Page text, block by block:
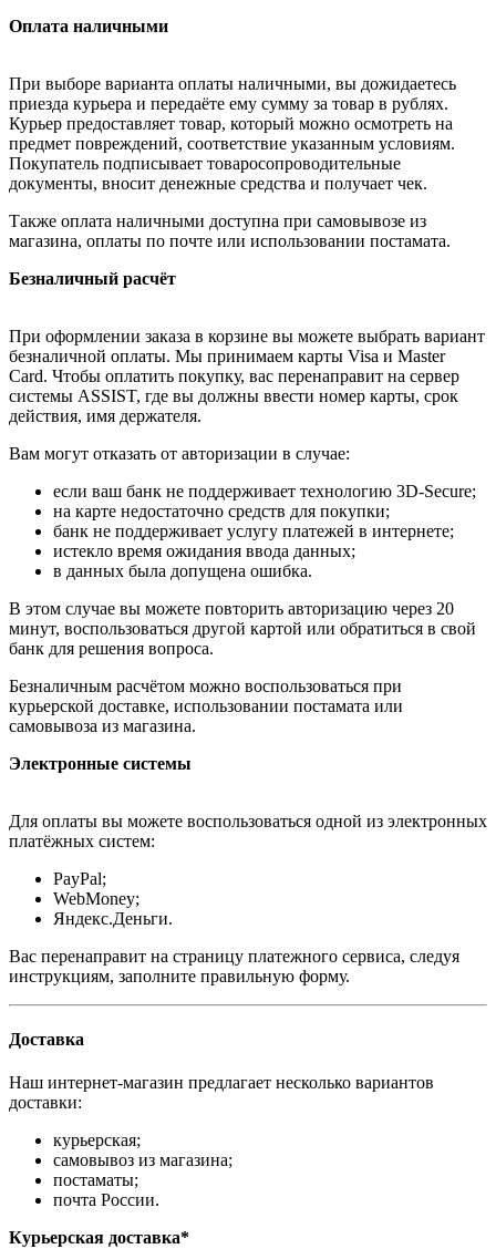
Оплата наличными
При выборе варианта оплаты наличными, вы дожидаетесь
приезда курьера и передаёте ему сумму за товар в рублях.
Курьер предоставляет товар, который можно осмотреть на
предмет повреждений, соответствие указанным условиям.
Покупатель подписывает товаросопроводительные
документы, вносит денежные средства и получает чек.
Также оплата наличными доступна при самовывозе из
магазина, оплаты по почте или использовании постамата.
Безналичный расчёт
При оформлении заказа в корзине вы можете выбрать вариант
безналичной оплаты. Мы принимаем карты Visa и Master
Card. Чтобы оплатить покупку, вас перенаправит на сервер
системы ASSIST, где вы должны ввести номер карты, срок
действия, имя держателя.
Вам могут отказать от авторизации в случае:
если ваш банк не поддерживает технологию 3D-Secure;
на карте недостаточно средств для покупки;
банк не поддерживает услугу платежей в интернете;
истекло время ожидания ввода данных;
в данных была допущена ошибка.
В этом случае вы можете повторить авторизацию через 20
минут, воспользоваться другой картой или обратиться в свой
банк для решения вопроса.
Безналичным расчётом можно воспользоваться при
курьерской доставке, использовании постамата или
самовывоза из магазина.
Электронные системы
Для оплаты вы можете воспользоваться одной из электронных
платёжных систем:
PayPal;
WebMoney;
Яндекс.Деньги.
Вас перенаправит на страницу платежного сервиса, следуя
инструкциям, заполните правильную форму.
Доставка
Наш интернет-магазин предлагает несколько вариантов
доставки:
курьерская;
самовывоз из магазина;
постаматы;
почта России.
Курьерская доставка*